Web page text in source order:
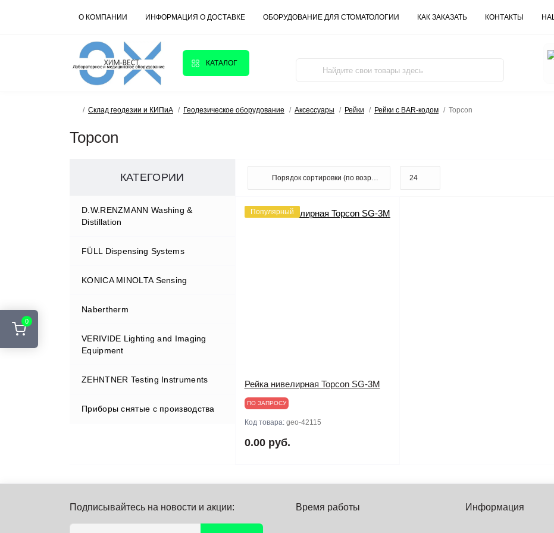
0
О КОМПАНИИ ИНФОРМАЦИЯ О ДОСТАВКЕ ОБОРУДОВАНИЕ ДЛЯ СТОМАТОЛОГИИ КАК ЗАКАЗАТЬ КОНТАКТЫ
КАТАЛОГ
Склад геодезии и КИПиА Геодезическое оборудование Аксессуары Рейки Рейки с BAR-кодом Topcon
Topcon
КАТЕГОРИИ
D.W.RENZMANN Washing &
Distillation
Моечные машины для
FÜLL Dispensing Systems
Системы хранения компонентов
KONICA MINOLTA Sensing
Колориметры
Спектроденситометры
Nabertherm
Муфельные печи
VERIVIDE Lighting and Imaging
Equipment
Просмотровые кабины
ZEHNTNER Testing Instruments
Конический и цилиндрический
Приборы снятые с производства
Популярный
Рейка нивелирная Topcon SG-3M
ПО ЗАПРОСУ
Код товара: geo-42115
0.00 руб.
Подписывайтесь на новости и акции: Время работы Информация